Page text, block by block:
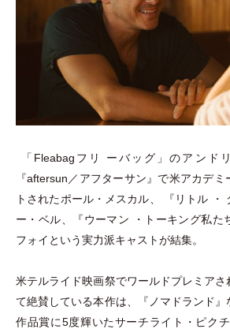
「 Fleabagフリ ーバッグ 」のアンド
『aftersun／アフターサン』で米アカデ
トされたポール・ メスカル、 『リトル ・
ー ・ ベル、『ウーマン ・ トーキング私た
フォイという実力派キャストが結集。
米テルライド映画祭でワールドプレミアさ
て絶賛している本作は、『ノマドランド
作品賞に5度輝いたサーチライト
・ ピク